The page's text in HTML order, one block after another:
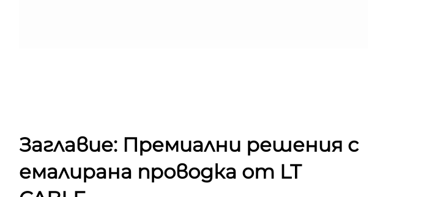
Заглавие: Премиални решения с
емалирана проводка от LT